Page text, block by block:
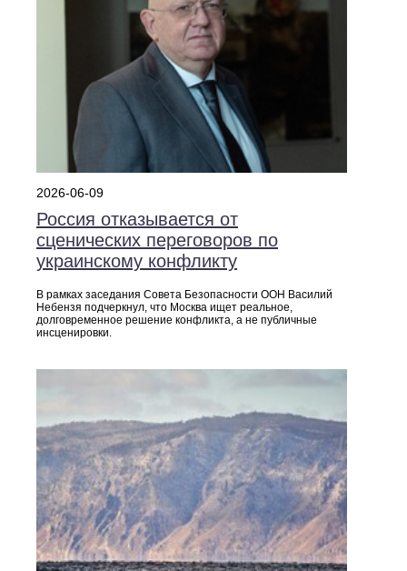
2026-06-09
Россия отказывается от
сценических переговоров по
украинскому конфликту
В рамках заседания Совета Безопасности ООН Василий
Небензя подчеркнул, что Москва ищет реальное,
долговременное решение конфликта, а не публичные
инсценировки.